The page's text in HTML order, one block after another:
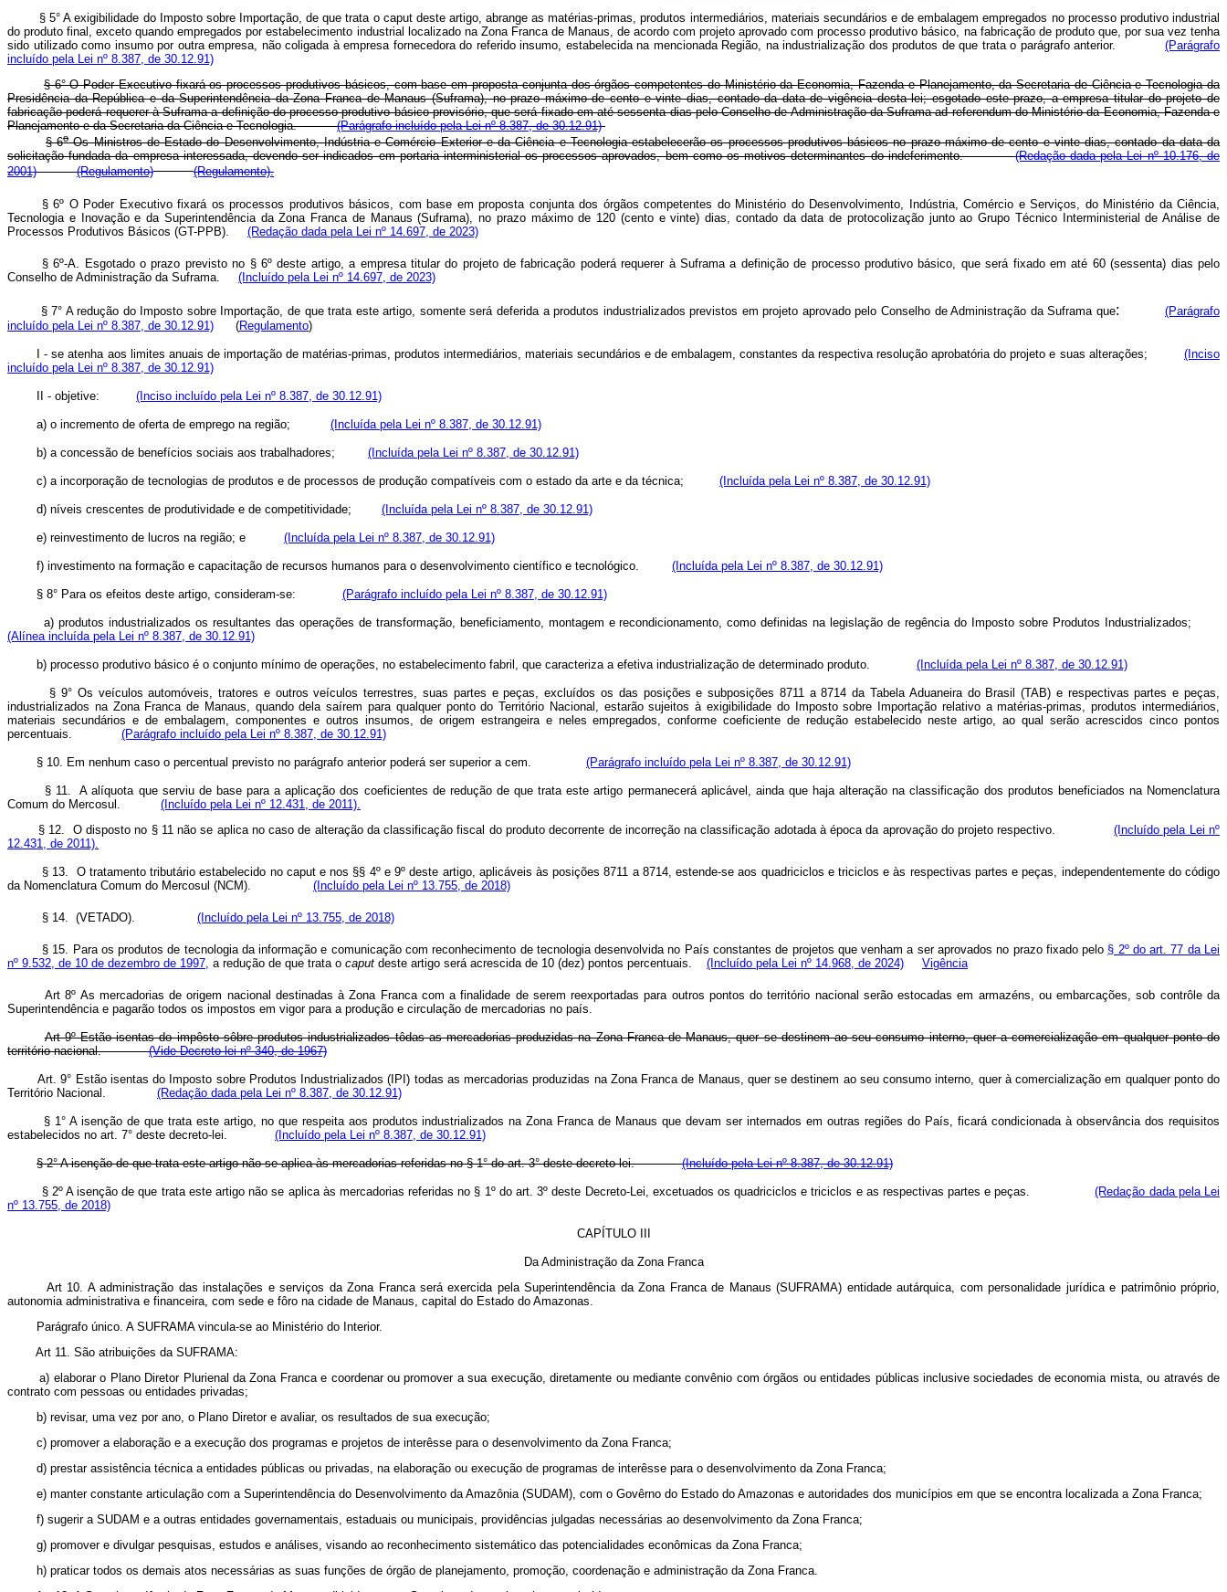
§ 5° A exigibilidade do Imposto sobre Importação, de que trata o caput deste artigo, abrange as matérias-primas, produtos intermediários, materiais secundários e de embalagem empregados no processo produtivo industrial
do produto final, exceto quando empregados por estabelecimento industrial localizado na Zona Franca de Manaus, de acordo com projeto aprovado com processo produtivo básico, na fabricação de produto que, por sua vez tenha
sido utilizado como insumo por outra empresa, não coligada à empresa fornecedora do referido insumo, estabelecida na mencionada Região, na industrialização dos produtos de que trata o parágrafo anterior. (Parágrafo
incluído pela Lei nº 8.387, de 30.12.91)
§ 6° O Poder Executivo fixará os processos produtivos básicos, com base em proposta conjunta dos órgãos competentes do Ministério da Economia, Fazenda e Planejamento, da Secretaria de Ciência e Tecnologia da
Presidência da República e da Superintendência da Zona Franca de Manaus (Suframa), no prazo máximo de cento e vinte dias, contado da data de vigência desta lei; esgotado este prazo, a empresa titular do projeto de
fabricação poderá requerer à Suframa a definição do processo produtivo básico provisório, que será fixado em até sessenta dias pelo Conselho de Administração da Suframa ad referendum do Ministério da Economia, Fazenda e
Planejamento e da Secretaria da Ciência e Tecnologia.(Parágrafo incluído pela Lei nº 8.387, de 30.12.91)
§ 6oOs Ministros de Estado do Desenvolvimento, Indústria e Comércio Exterior e da Ciência e Tecnologia estabelecerão os processos produtivos básicos no prazo máximo de cento e vinte dias, contado da data da
solicitação fundada da empresa interessada, devendo ser indicados em portaria interministerial os processos aprovados, bem como os motivos determinantes do indeferimento.(Redação dada pela Lei nº 10.176, de
2001)
(Regulamento) (Regulamento).
§ 6º O Poder Executivo fixará os processos produtivos básicos, com base em proposta conjunta dos órgãos competentes do Ministério do Desenvolvimento, Indústria, Comércio e Serviços, do Ministério da Ciência,
Tecnologia e Inovação e da Superintendência da Zona Franca de Manaus (Suframa), no prazo máximo de 120 (cento e vinte) dias, contado da data de protocolização junto ao Grupo Técnico Interministerial de Análise de
Processos Produtivos Básicos (GT-PPB). (Redação dada pela Lei nº 14.697, de 2023)
§ 6º-A. Esgotado o prazo previsto no § 6º deste artigo, a empresa titular do projeto de fabricação poderá requerer à Suframa a definição de processo produtivo básico, que será fixado em até 60 (sessenta) dias pelo
Conselho de Administração da Suframa. (Incluído pela Lei nº 14.697, de 2023)
§ 7° A redução do Imposto sobre Importação, de que trata este artigo, somente será deferida a produtos industrializados previstos em projeto aprovado pelo Conselho de Administração da Suframa que:
(Parágrafo
incluído pela Lei nº 8.387, de 30.12.91) (Regulamento)
I - se atenha aos limites anuais de importação de matérias-primas, produtos intermediários, materiais secundários e de embalagem, constantes da respectiva resolução aprobatória do projeto e suas alterações;(Inciso
incluído pela Lei nº 8.387, de 30.12.91)
II - objetive: (Inciso incluído pela Lei nº 8.387, de 30.12.91)
a) o incremento de oferta de emprego na região; (Incluída pela Lei nº 8.387, de 30.12.91)
b) a concessão de benefícios sociais aos trabalhadores; (Incluída pela Lei nº 8.387, de 30.12.91)
c) a incorporação de tecnologias de produtos e de processos de produção compatíveis com o estado da arte e da técnica; (Incluída pela Lei nº 8.387, de 30.12.91)
d) níveis crescentes de produtividade e de competitividade; (Incluída pela Lei nº 8.387, de 30.12.91)
e) reinvestimento de lucros na região; e (Incluída pela Lei nº 8.387, de 30.12.91)
f) investimento na formação e capacitação de recursos humanos para o desenvolvimento científico e tecnológico. (Incluída pela Lei nº 8.387, de 30.12.91)
§ 8° Para os efeitos deste artigo, consideram-se: (Parágrafo incluído pela Lei nº 8.387, de 30.12.91)
a) produtos industrializados os resultantes das operações de transformação, beneficiamento, montagem e recondicionamento, como definidas na legislação de regência do Imposto sobre Produtos Industrializados;
(Alínea incluída pela Lei nº 8.387, de 30.12.91)
b) processo produtivo básico é o conjunto mínimo de operações, no estabelecimento fabril, que caracteriza a efetiva industrialização de determinado produto. (Incluída pela Lei nº 8.387, de 30.12.91)
§ 9° Os veículos automóveis, tratores e outros veículos terrestres, suas partes e peças, excluídos os das posições e subposições 8711 a 8714 da Tabela Aduaneira do Brasil (TAB) e respectivas partes e peças,
industrializados na Zona Franca de Manaus, quando dela saírem para qualquer ponto do Território Nacional, estarão sujeitos à exigibilidade do Imposto sobre Importação relativo a matérias-primas, produtos intermediários,
materiais secundários e de embalagem, componentes e outros insumos, de origem estrangeira e neles empregados, conforme coeficiente de redução estabelecido neste artigo, ao qual serão acrescidos cinco pontos
percentuais.
(Parágrafo incluído pela Lei nº 8.387, de 30.12.91)
§ 10. Em nenhum caso o percentual previsto no parágrafo anterior poderá ser superior a cem. (Parágrafo incluído pela Lei nº 8.387, de 30.12.91)
§ 11. A alíquota que serviu de base para a aplicação dos coeficientes de redução de que trata este artigo permanecerá aplicável, ainda que haja alteração na classificação dos produtos beneficiados na Nomenclatura
Comum do Mercosul. (Incluído pela Lei nº 12.431, de 2011).
§ 12. O disposto no § 11 não se aplica no caso de alteração da classificação fiscal do produto decorrente de incorreção na classificação adotada à época da aprovação do projeto respectivo.(Incluído pela Lei nº
12.431, de 2011).
§ 13. O tratamento tributário estabelecido no caput e nos §§ 4º e 9º deste artigo, aplicáveis às posições 8711 a 8714, estende-se aos quadriciclos e triciclos e às respectivas partes e peças, independentemente do código
da Nomenclatura Comum do Mercosul (NCM). (Incluído pela Lei nº 13.755, de 2018)
§ 14. (VETADO). (Incluído pela Lei nº 13.755, de 2018)
§ 15. Para os produtos de tecnologia da informação e comunicação com reconhecimento de tecnologia desenvolvida no País constantes de projetos que venham a ser aprovados no prazo fixado pelo § 2º do art. 77 da Lei
nº 9.532, de 10 de dezembro de 1997, a redução de que trata o caput deste artigo será acrescida de 10 (dez) pontos percentuais. (Incluído pela Lei nº 14.968, de 2024) Vigência
Art 8º As mercadorias de origem nacional destinadas à Zona Franca com a finalidade de serem reexportadas para outros pontos do território nacional serão estocadas em armazéns, ou embarcações, sob contrôle da
Superintendência e pagarão todos os impostos em vigor para a produção e circulação de mercadorias no país.
Art 9º Estão isentas do impôsto sôbre produtos industrializados tôdas as mercadorias produzidas na Zona Franca de Manaus, quer se destinem ao seu consumo interno, quer a comercialização em qualquer ponto do
território nacional.(Vide Decreto-lei nº 340, de 1967)
Art. 9° Estão isentas do Imposto sobre Produtos Industrializados (IPI) todas as mercadorias produzidas na Zona Franca de Manaus, quer se destinem ao seu consumo interno, quer à comercialização em qualquer ponto do
Território Nacional. (Redação dada pela Lei nº 8.387, de 30.12.91)
§ 1° A isenção de que trata este artigo, no que respeita aos produtos industrializados na Zona Franca de Manaus que devam ser internados em outras regiões do País, ficará condicionada à observância dos requisitos
estabelecidos no art. 7° deste decreto-lei. (Incluído pela Lei nº 8.387, de 30.12.91)
§ 2° A isenção de que trata este artigo não se aplica às mercadorias referidas no § 1° do art. 3° deste decreto-lei.(Incluído pela Lei nº 8.387, de 30.12.91)
§ 2º A isenção de que trata este artigo não se aplica às mercadorias referidas no § 1º do art. 3º deste Decreto-Lei, excetuados os quadriciclos e triciclos e as respectivas partes e peças.(Redação dada pela Lei
nº 13.755, de 2018)
CAPÍTULO III
Da Administração da Zona Franca
Art 10. A administração das instalações e serviços da Zona Franca será exercida pela Superintendência da Zona Franca de Manaus (SUFRAMA) entidade autárquica, com personalidade jurídica e patrimônio próprio,
autonomia administrativa e financeira, com sede e fôro na cidade de Manaus, capital do Estado do Amazonas.
Parágrafo único. A SUFRAMA vincula-se ao Ministério do Interior.
Art 11. São atribuições da SUFRAMA:
a) elaborar o Plano Diretor Plurienal da Zona Franca e coordenar ou promover a sua execução, diretamente ou mediante convênio com órgãos ou entidades públicas inclusive sociedades de economia mista, ou através de
contrato com pessoas ou entidades privadas;
b) revisar, uma vez por ano, o Plano Diretor e avaliar, os resultados de sua execução;
c) promover a elaboração e a execução dos programas e projetos de interêsse para o desenvolvimento da Zona Franca;
d) prestar assistência técnica a entidades públicas ou privadas, na elaboração ou execução de programas de interêsse para o desenvolvimento da Zona Franca;
e) manter constante articulação com a Superintendência do Desenvolvimento da Amazônia (SUDAM), com o Govêrno do Estado do Amazonas e autoridades dos municípios em que se encontra localizada a Zona Franca;
f) sugerir a SUDAM e a outras entidades governamentais, estaduais ou municipais, providências julgadas necessárias ao desenvolvimento da Zona Franca;
g) promover e divulgar pesquisas, estudos e análises, visando ao reconhecimento sistemático das potencialidades econômicas da Zona Franca;
h) praticar todos os demais atos necessárias as suas funções de órgão de planejamento, promoção, coordenação e administração da Zona Franca.